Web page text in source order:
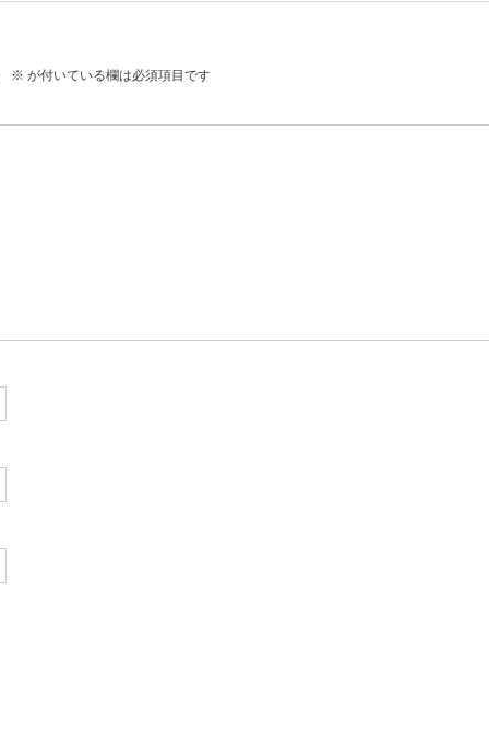
※ が付いている欄は必須項目です